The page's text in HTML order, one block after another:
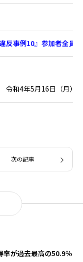
反事例10』参加者全員
和4年5月16日（月）
次の記事
率が過去最高の50.9％